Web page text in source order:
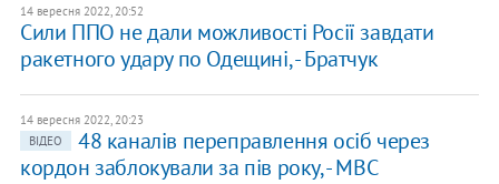
14 вересня 2022, 20:52
Сили ППО не дали можливості Росії завдати
ракетного удару по Одещині, - Братчук
14 вересня 2022, 20:23
ВІДЕО
​48 каналів переправлення осіб через
кордон заблокували за пів року, - МВС